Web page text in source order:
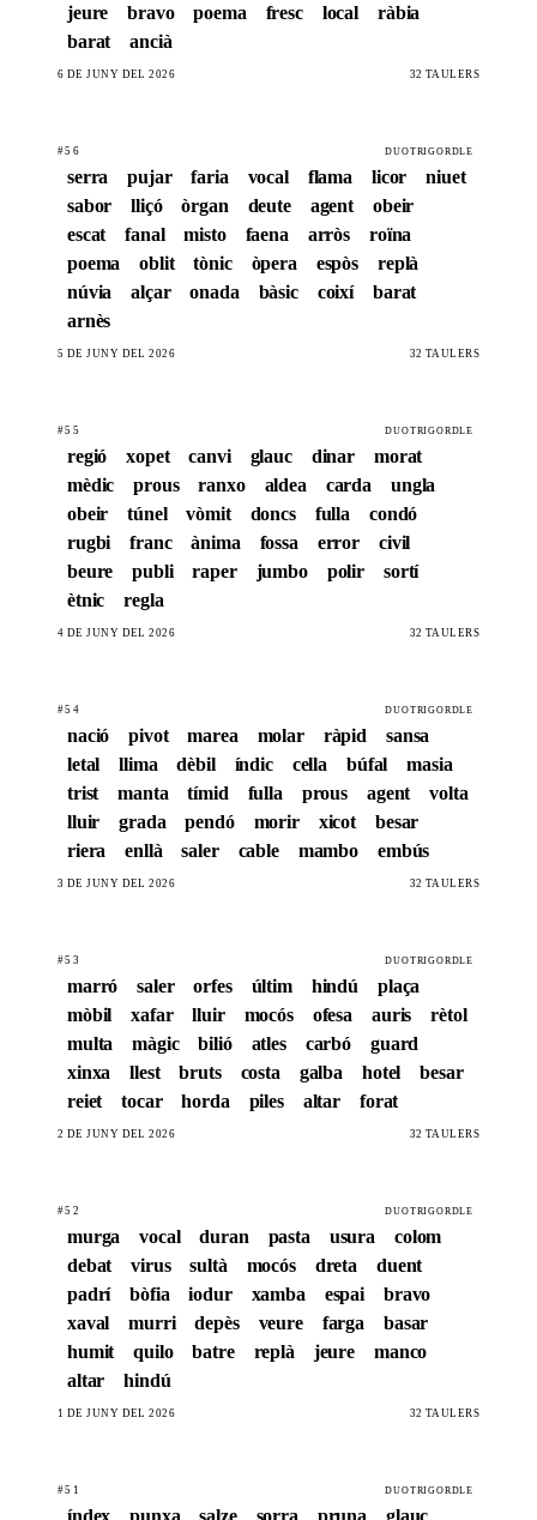
jeure
bravo poema fresc local
ràbia
barat
ancià
6 DE JUNY DEL 2026 32 TAULERS
#56 DUOTRIGORDLE
serra pujar faria vocal flama licor
niuet
sabor
lliçó òrgan deute agent
obeir
escat
fanal misto faena arròs
roïna
poema
oblit tònic òpera espòs
replà
núvia
alçar onada bàsic coixí
barat
arnès
5 DE JUNY DEL 2026 32 TAULERS
#55 DUOTRIGORDLE
regió xopet canvi glauc dinar
morat
mèdic
prous ranxo aldea carda
ungla
obeir
túnel vòmit doncs fulla
condó
rugbi
franc ànima fossa error
civil
beure
publi raper jumbo polir
sortí
ètnic
regla
4 DE JUNY DEL 2026 32 TAULERS
#54 DUOTRIGORDLE
nació pivot marea molar ràpid
sansa
letal
llima dèbil índic cella búfal
masia
trist
manta tímid fulla prous agent
volta
lluir
grada pendó morir xicot
besar
riera
enllà saler cable mambo embús
3 DE JUNY DEL 2026 32 TAULERS
#53 DUOTRIGORDLE
marró saler orfes últim hindú
plaça
mòbil
xafar lluir mocós ofesa auris
rètol
multa
màgic bilió atles carbó
guard
xinxa
llest bruts costa galba hotel
besar
reiet
tocar horda piles altar forat
2 DE JUNY DEL 2026 32 TAULERS
#52 DUOTRIGORDLE
murga vocal duran pasta usura
colom
debat
virus sultà mocós dreta
duent
padrí
bòfia iodur xamba espai
bravo
xaval
murri depès veure farga
basar
humit
quilo batre replà jeure
manco
altar
hindú
1 DE JUNY DEL 2026 32 TAULERS
#51 DUOTRIGORDLE
índex punxa salze sorra pruna glauc